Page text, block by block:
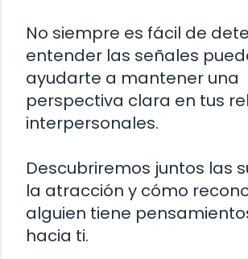
No siempre es fácil de
entender las señales
ayudarte a mantener una
perspectiva clara en tus
interpersonales.
Descubriremos juntos las
la atracción y cómo
alguien tiene
hacia ti.